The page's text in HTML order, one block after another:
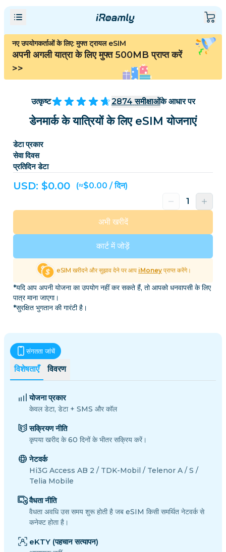
नए उपयोगकर्ताओं के लिए: मुफ्त ट्रायल eSIM
अपनी अगली यात्रा के लिए मुफ्त 500MB प्राप्त करें
>>
उत्कृष्ट 2874 समीक्षाओंके आधार पर
डेनमार्क के यात्रियों के लिए eSIM योजनाएं
डेटा प्रकार
सेवा दिवस
प्रतिदिन डेटा
USD: $0.00 (≈$0.00 / दिन)
कार्ट में जोड़ें
अभी खरीदें
eSIM खरीदने और सुझाव देने पर आप iMoney प्राप्त करेंगे।
*यदि आप अपनी योजना का उपयोग नहीं कर सकते हैं, तो आपको धनवापसी के लिए
पात्र माना जाएगा।
*सुरक्षित भुगतान की गारंटी है।
विशेषताएँ विवरण
संगतता जांचें
योजना प्रकार
केवल डेटा, डेटा + SMS और कॉल
सक्रियण नीति
कृपया खरीद के 60 दिनों के भीतर सक्रिय करें।
नेटवर्क
Hi3G Access AB 2 / TDK-Mobil / Telenor A / S /
Telia Mobile
वैधता नीति
वैधता अवधि उस समय शुरू होती है जब eSIM किसी समर्थित नेटवर्क से
कनेक्ट होता है।
eKTY (पहचान सत्यापन)